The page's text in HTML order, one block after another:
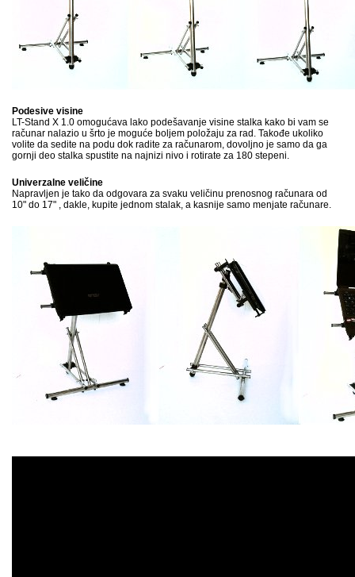
Podesive visine
LT-Stand X 1.0 omogućava lako podešavanje visine stalka kako bi vam se
računar nalazio u šrto je moguće boljem položaju za rad. Takođe ukoliko
volite da sedite na podu dok radite za računarom, dovoljno je samo da ga
gornji deo stalka spustite na najnizi nivo i rotirate za 180 stepeni.
Univerzalne veličine
Napravljen je tako da odgovara za svaku veličinu prenosnog računara od
10" do 17" , dakle, kupite jednom stalak, a kasnije samo menjate računare.